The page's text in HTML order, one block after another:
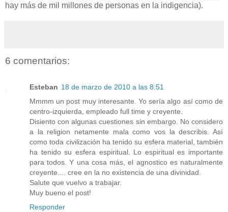
hay más de mil millones de personas en la indigencia).
6 comentarios:
Esteban 18 de marzo de 2010 a las 8:51
Mmmm un post muy interesante. Yo sería algo así como de
centro-izquierda, empleado full time y creyente.
Disiento con algunas cuestiones sin embargo. No considero
a la religion netamente mala como vos la describis. Así
como toda civilización ha tenido su esfera material, también
ha tenido su esfera espiritual. Lo espiritual es importante
para todos. Y una cosa más, el agnostico es naturalmente
creyente.... cree en la no existencia de una divinidad.
Salute que vuelvo a trabajar.
Muy bueno el post!
Responder